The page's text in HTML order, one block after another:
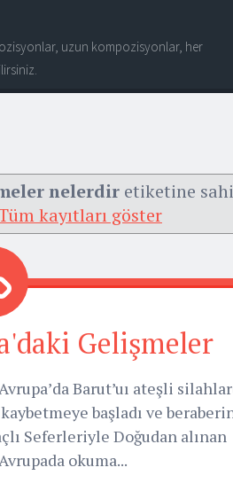
uzun kompozisyonlar, her
nelerdir etiketine
kayıtları göster
Gelişmeler
Barut’uı ateşli
başladı ve
Seferleriyle Doğudan alınan
okuma...